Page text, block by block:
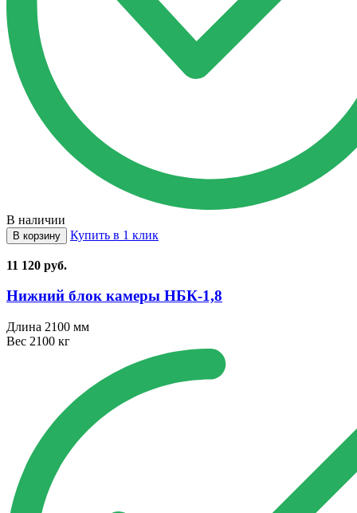
В наличии
В корзину Купить в 1 клик
11 120 руб.
Нижний блок камеры НБК⁠-⁠1,8
Длина 2100 мм
Вес 2100 кг